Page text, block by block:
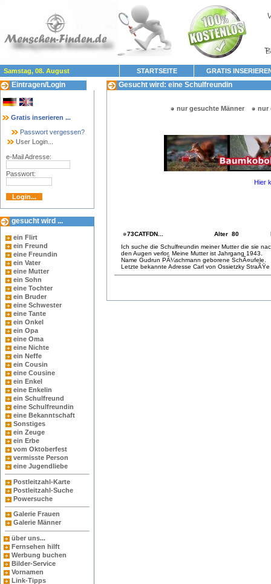
Samstag, 08. August STARTSEITE GRATIS
Eintragen/Login
Gratis inserieren ...
Passwort vergessen?
User Login...
e-Mail Adresse:
Passwort:
gesucht wird ...
ein Flirt
ein Freund
eine Freundin
ein Vater
eine Mutter
ein Sohn
eine Tochter
ein Bruder
eine Schwester
eine Tante
ein Onkel
ein Opa
eine Oma
eine Nichte
ein Neffe
ein Cousin
eine Cousine
ein Enkel
eine Enkelin
ein Schulfreund
eine Schulfreundin
eine Bekanntschaft
Sonstiges
ein Zeuge
ein Erbe
vom Oktoberfest
vermisste Person
eine Jugendliebe
Postleitzahl-Karte
Postleitzahl-Suche
Powersuche
Galerie Frauen
Galerie Männer
über uns...
Fernsehen hilft
Werbung buchen
Bilder-Service
Vornamen
Link-Tipps
Gesucht wird: eine Schulfreundin
nur gesuchte Männer nur
Hier
73CATFDN... Alter 80
Ich suche die Schulfreundin meiner Mutter die sie
den Augen verlor. Meine Mutter ist Jahrgang 1943.
Name Gudrun PÃ¼schmann geborene SchÃ¤ufele.
Letzte bekannte Adresse Carl von Ossietzky